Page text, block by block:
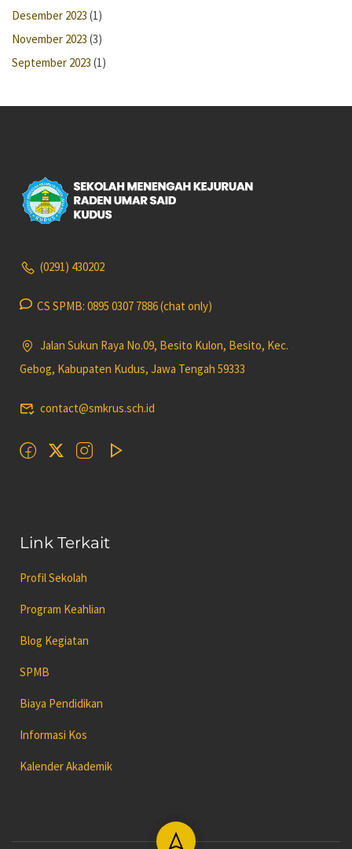
Desember 2023 (1)
November 2023 (3)
September 2023 (1)
(0291) 430202
CS SPMB: 0895 0307 7886 (chat only)
Jalan Sukun Raya No.09, Besito Kulon, Besito, Kec.
Gebog, Kabupaten Kudus, Jawa Tengah 59333
contact@smkrus.sch.id
Link Terkait
Profil Sekolah
Program Keahlian
Blog Kegiatan
SPMB
Biaya Pendidikan
Informasi Kos
Kalender Akademik